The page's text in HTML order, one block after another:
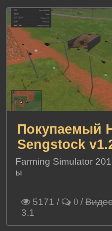
Покупаемый
Sengstock
Farming Simulator
ы
5171 / 0 /
3.1